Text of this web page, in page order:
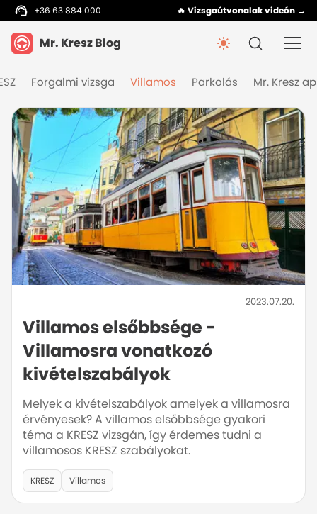
+36 63 884 000 🔥 Vizsgaútvonalak videón →
Mr. Kresz Blog
Forgalmi vizsga Villamos Parkolás Mr. Kresz
2023.07.20.
Villamos elsőbbsége -
Villamosra vonatkozó
kivételszabályok
Melyek a kivételszabályok amelyek a villamosra
érvényesek? A villamos elsőbbsége gyakori
téma a KRESZ vizsgán, így érdemes tudni a
villamosos KRESZ szabályokat.
KRESZ Villamos